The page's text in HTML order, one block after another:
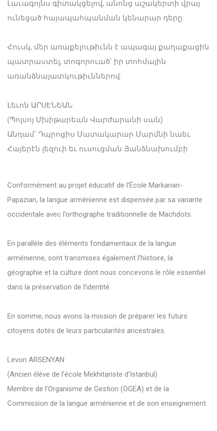
Լաւագոյնս գիտակցելով, անոնց աշակերտի վրայ
ունեցած հայապահպանման կենարար դերը:
Հուսկ, մեր առաքելութիւնն է ապագայ քաղաքացին
պատրաստել, տոգորուած՝ իր տոհմային
առանձնայատկութիւններով:
Լեւոն ԱՐՍԷՆԵԱՆ
(Պոլսոյ Մխիթարեան Վարժարանի սան)
Անդամ՝ Դպրոցիս Մատակարար Մարմնի նաեւ
Հայերէն լեզուի եւ ուսուցման Յանձնախումբի
Conformément au projet éducatif de l’École Markarian-
Papazian, la langue arménienne est dispensée par sa variante
occidentale avec l’orthographe traditionnelle de Machdots.
En parallèle des éléments fondamentaux de la langue
arménienne, sont transmises également l’histoire, la
géographie et la culture dont nous concevons le rôle essentiel
dans la préservation de l’identité.
En somme, nous avons la mission de préparer les futurs
citoyens dotés de leurs particularités ancestrales.
Levon ARSENYAN
(Ancien élève de l’école Mekhitariste d’Istanbul)
Membre de l’Organisme de Gestion (OGEA) et de la
Commission de la langue arménienne et de son enseignement.